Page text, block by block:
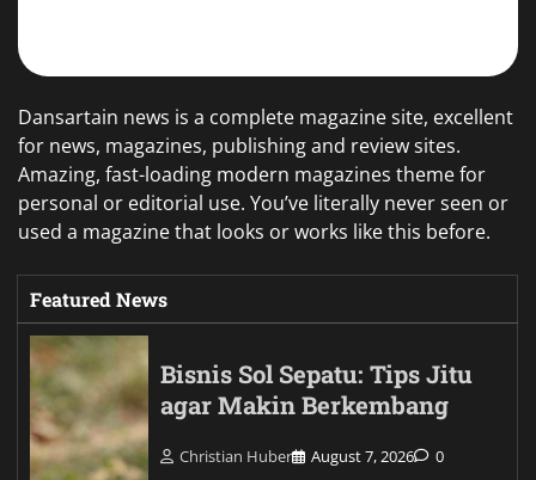
Dansartain news is a complete magazine site, excellent
for news, magazines, publishing and review sites.
Amazing, fast-loading modern magazines theme for
personal or editorial use. You’ve literally never seen or
used a magazine that looks or works like this before.
Featured News
Bisnis Sol Sepatu: Tips Jitu
agar Makin Berkembang
Christian Huber August 7, 2026 0